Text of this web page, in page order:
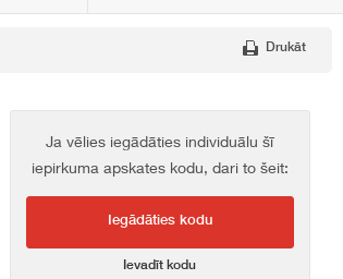
Drukāt
Ja vēlies iegādāties individuālu šī
iepirkuma apskates kodu, dari to šeit:
Iegādāties kodu
Ievadīt kodu